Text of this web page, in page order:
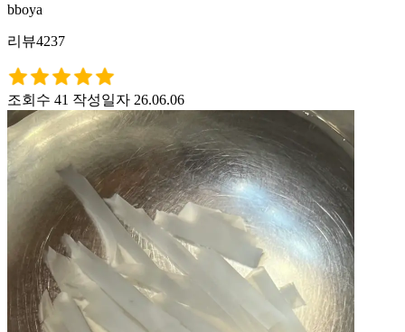
bboya
리뷰4237
조회수 41 작성일자 26.06.06